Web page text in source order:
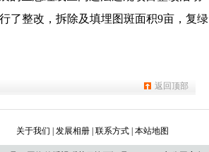
了整改，拆除及填埋图斑面积9亩，复绿
返回顶部